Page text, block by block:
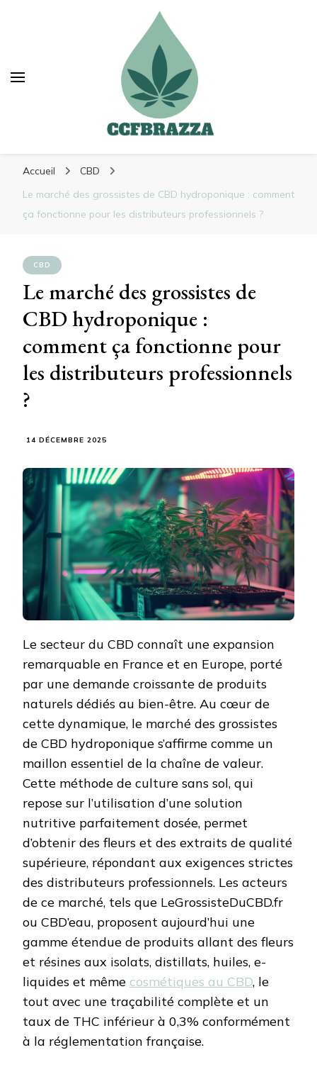
Accueil
CBD
Le marché des grossistes de CBD hydroponique : comment
ça fonctionne pour les distributeurs professionnels ?
CBD
Le marché des grossistes de
CBD hydroponique :
comment ça fonctionne pour
les distributeurs professionnels
?
14 DÉCEMBRE 2025
Le secteur du CBD connaît une expansion
remarquable en France et en Europe, porté
par une demande croissante de produits
naturels dédiés au bien-être. Au cœur de
cette dynamique, le marché des grossistes
de CBD hydroponique s’affirme comme un
maillon essentiel de la chaîne de valeur.
Cette méthode de culture sans sol, qui
repose sur l’utilisation d’une solution
nutritive parfaitement dosée, permet
d’obtenir des fleurs et des extraits de qualité
supérieure, répondant aux exigences strictes
des distributeurs professionnels. Les acteurs
de ce marché, tels que LeGrossisteDuCBD.fr
ou CBD’eau, proposent aujourd’hui une
gamme étendue de produits allant des fleurs
et résines aux isolats, distillats, huiles, e-
liquides et même cosmétiques au CBD, le
tout avec une traçabilité complète et un
taux de THC inférieur à 0,3% conformément
à la réglementation française.